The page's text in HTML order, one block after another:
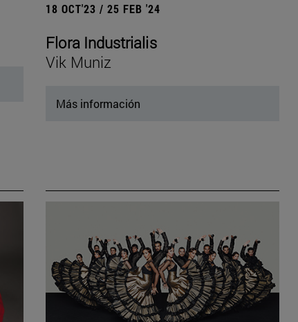
18 OCT'23 / 25 FEB '24
Flora Industrialis
Vik Muniz
Más información